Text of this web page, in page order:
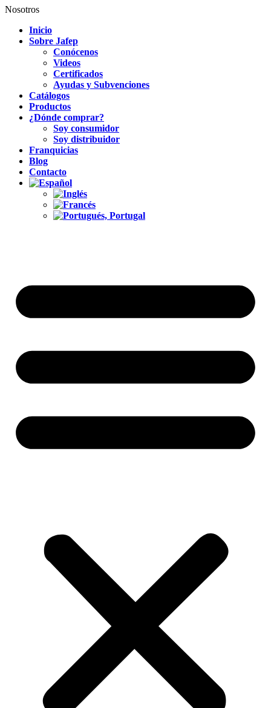
Nosotros
Inicio
Sobre Jafep
Conócenos
Videos
Certificados
Ayudas y Subvenciones
Catálogos
Productos
¿Dónde comprar?
Soy consumidor
Soy distribuidor
Franquicias
Blog
Contacto